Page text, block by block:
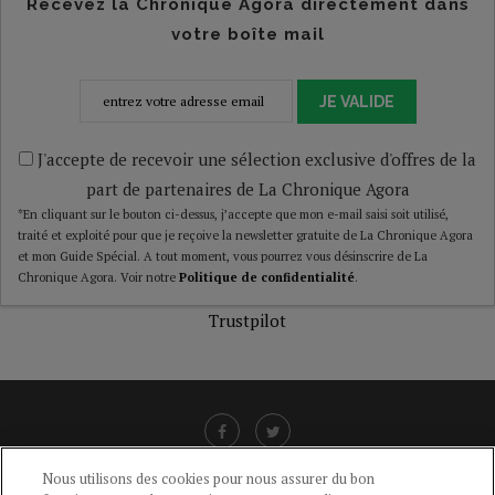
Recevez la Chronique Agora directement dans
votre boîte mail
JE VALIDE
J'accepte de recevoir une sélection exclusive d'offres de la
part de partenaires de La Chronique Agora
*En cliquant sur le bouton ci-dessus, j’accepte que mon e-mail saisi soit utilisé,
traité et exploité pour que je reçoive la newsletter gratuite de La Chronique Agora
et mon Guide Spécial. A tout moment, vous pourrez vous désinscrire de La
Chronique Agora. Voir notre Politique de confidentialité.
Trustpilot
Nous utilisons des cookies pour nous assurer du bon